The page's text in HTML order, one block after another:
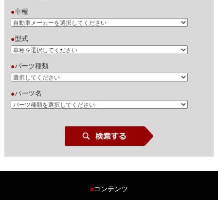
●車種
●型式
●パーツ種類
●パーツ名
■コンテンツ